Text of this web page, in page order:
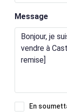
Message
En